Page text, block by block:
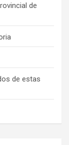
de
de estas